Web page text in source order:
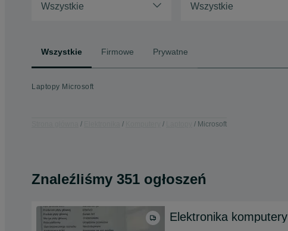
Wszystkie Wszystkie
Wszystkie Firmowe Prywatne
Laptopy Microsoft
Microsoft
Znaleźliśmy 351 ogłoszeń
Elektronika komputery